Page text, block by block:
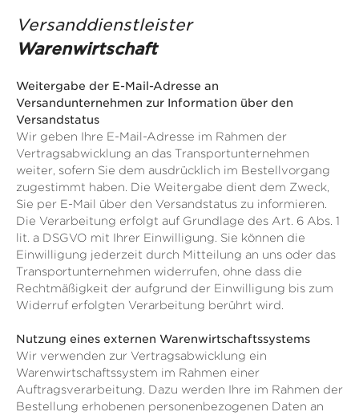
Versanddienstleister
Warenwirtschaft
Weitergabe der E-Mail-Adresse an
Versandunternehmen zur Information über den
Versandstatus
Wir geben Ihre E-Mail-Adresse im Rahmen der
Vertragsabwicklung an das Transportunternehmen
weiter, sofern Sie dem ausdrücklich im Bestellvorgang
zugestimmt haben. Die Weitergabe dient dem Zweck,
Sie per E-Mail über den Versandstatus zu informieren.
Die Verarbeitung erfolgt auf Grundlage des Art. 6 Abs. 1
lit. a DSGVO mit Ihrer Einwilligung. Sie können die
Einwilligung jederzeit durch Mitteilung an uns oder das
Transportunternehmen widerrufen, ohne dass die
Rechtmäßigkeit der aufgrund der Einwilligung bis zum
Widerruf erfolgten Verarbeitung berührt wird.
Nutzung eines externen Warenwirtschaftssystems
Wir verwenden zur Vertragsabwicklung ein
Warenwirtschaftssystem im Rahmen einer
Auftragsverarbeitung. Dazu werden Ihre im Rahmen der
Bestellung erhobenen personenbezogenen Daten an